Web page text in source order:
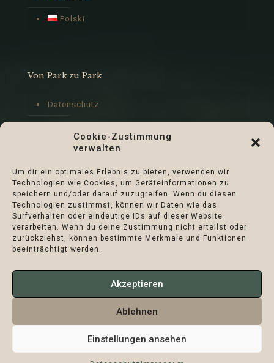
Cookie-Zustimmung
verwalten
Um dir ein optimales Erlebnis zu bieten, verwenden wir
Technologien wie Cookies, um Geräteinformationen zu
speichern und/oder darauf zuzugreifen. Wenn du diesen
Technologien zustimmst, können wir Daten wie das
Surfverhalten oder eindeutige IDs auf dieser Website
verarbeiten. Wenn du deine Zustimmung nicht erteilst oder
zurückziehst, können bestimmte Merkmale und Funktionen
beeinträchtigt werden.
Akzeptieren
Ablehnen
Einstellungen ansehen
Polski
Von Park zu Park
Datenschutz
Cookie-Richtlinie (EU)
Verein Naturschutzpark Märkische Schweiz